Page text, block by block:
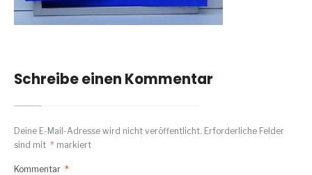
Schreibe einen Kommentar
Deine E-Mail-Adresse wird nicht veröffentlicht. Erforderliche Felder
sind mit * markiert
Kommentar *